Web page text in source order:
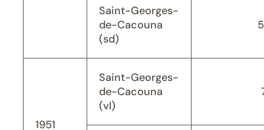
Saint-Georges-
de-Cacouna
(sd)
1951
Saint-Georges-
de-Cacouna
(vl)